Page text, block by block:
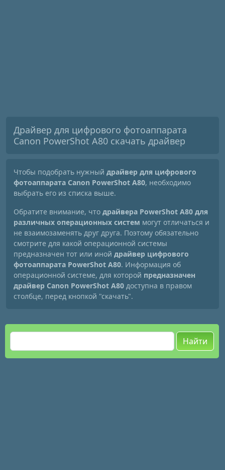
Драйвер для цифрового фотоаппарата
Canon PowerShot A80 скачать драйвер
Чтобы подобрать нужный драйвер для цифрового
фотоаппарата Canon PowerShot A80, необходимо
выбрать его из списка выше.
Обратите внимание, что драйвера PowerShot A80 для
различных операционных систем могут отличаться и
не взаимозаменять друг друга. Поэтому обязательно
смотрите для какой операционной системы
предназначен тот или иной драйвер цифрового
фотоаппарата PowerShot A80. Информация об
операционной системе, для которой предназначен
драйвер Canon PowerShot A80 доступна в правом
столбце, перед кнопкой "скачать".
Найти